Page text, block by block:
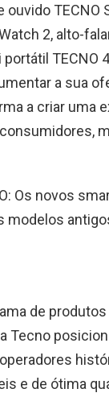
TECNO
2, alto-
TECNO
a sua
a criar uma
Os novos
modelos
de
Tecno
e de ótima